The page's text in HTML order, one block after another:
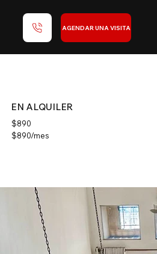
AGENDAR UNA VISITA
EN ALQUILER
$890
$890/mes